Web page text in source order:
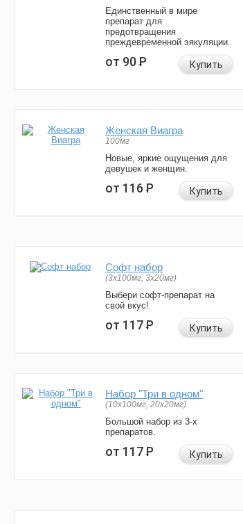
Единственный в мире
препарат для
предотвращения
преждевременной эякуляции.
от 90Р Купить
Женская Виагра
100мг
Новые, яркие ощущения для
девушек и женщин.
от 116Р Купить
Софт набор
(3x100мг, 3x20мг)
Выбери софт-препарат на
свой вкус!
от 117Р Купить
Набор "Три в одном"
(10x100мг, 20x20мг)
Большой набор из 3-х
препаратов.
от 117Р Купить